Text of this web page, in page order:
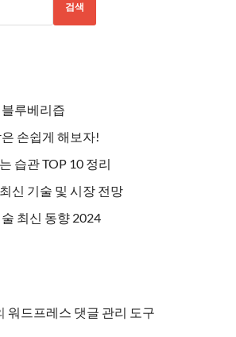
검색
루베리즙
손쉽게 해보자!
습관 TOP 10 정리
신 기술 및 시장 전망
최신 동향 2024
워드프레스 댓글 관리 도구